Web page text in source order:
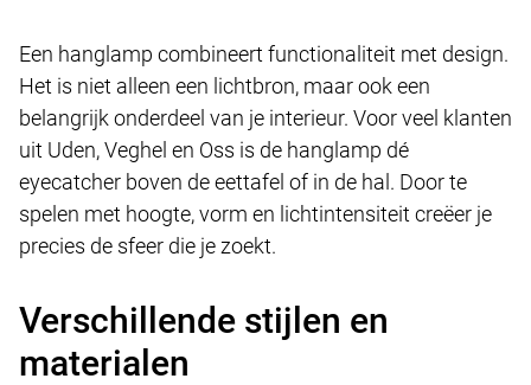
Een hanglamp combineert functionaliteit met design.
Het is niet alleen een lichtbron, maar ook een
belangrijk onderdeel van je interieur. Voor veel klanten
uit Uden, Veghel en Oss is de hanglamp dé
eyecatcher boven de eettafel of in de hal. Door te
spelen met hoogte, vorm en lichtintensiteit creëer je
precies de sfeer die je zoekt.
Verschillende stijlen en
materialen